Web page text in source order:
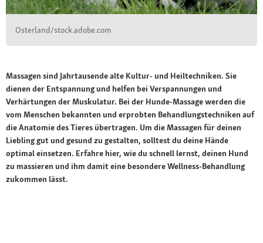
Osterland/stock.adobe.com
Massagen sind Jahrtausende alte Kultur- und Heiltechniken. Sie
dienen der Entspannung und helfen bei Verspannungen und
Verhärtungen der Muskulatur. Bei der Hunde-Massage werden die
vom Menschen bekannten und erprobten Behandlungstechniken auf
die Anatomie des Tieres übertragen. Um die Massagen für deinen
Liebling gut und gesund zu gestalten, solltest du deine Hände
optimal einsetzen. Erfahre hier, wie du schnell lernst, deinen Hund
zu massieren und ihm damit eine besondere Wellness-Behandlung
zukommen lässt.